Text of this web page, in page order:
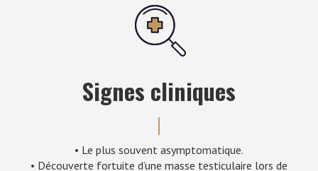
Signes cliniques
• Le plus souvent asymptomatique.
• Découverte fortuite d’une masse testiculaire lors de